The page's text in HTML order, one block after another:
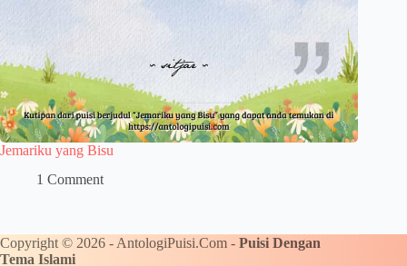
Jemariku yang Bisu
1 Comment
Copyright © 2026 - AntologiPuisi.Com - Puisi Dengan
Tema Islami